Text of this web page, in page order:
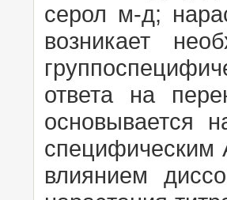
серол м-д;
возникает
ответа на
основывается
специфическим
влиянием